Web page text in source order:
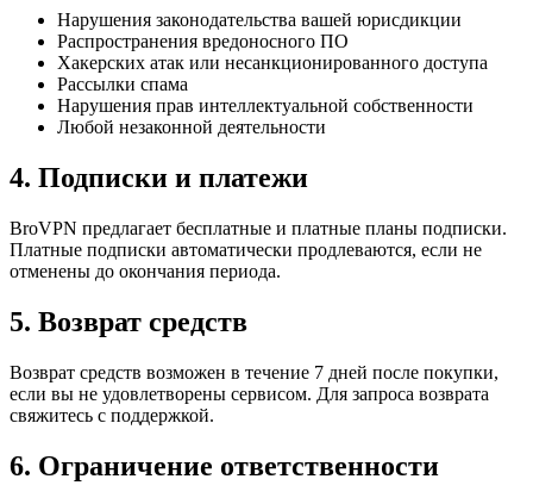
Нарушения законодательства вашей юрисдикции
Распространения вредоносного ПО
Хакерских атак или несанкционированного доступа
Рассылки спама
Нарушения прав интеллектуальной собственности
Любой незаконной деятельности
4. Подписки и платежи
BroVPN предлагает бесплатные и платные планы подписки.
Платные подписки автоматически продлеваются, если не
отменены до окончания периода.
5. Возврат средств
Возврат средств возможен в течение 7 дней после покупки,
если вы не удовлетворены сервисом. Для запроса возврата
свяжитесь с поддержкой.
6. Ограничение ответственности